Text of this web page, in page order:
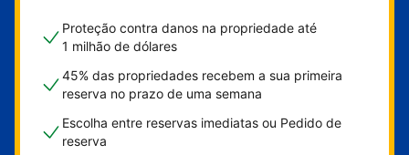
Proteção contra danos na propriedade até
1 milhão de dólares
45% das propriedades recebem a sua primeira
reserva no prazo de uma semana
Escolha entre reservas imediatas ou Pedido de
reserva